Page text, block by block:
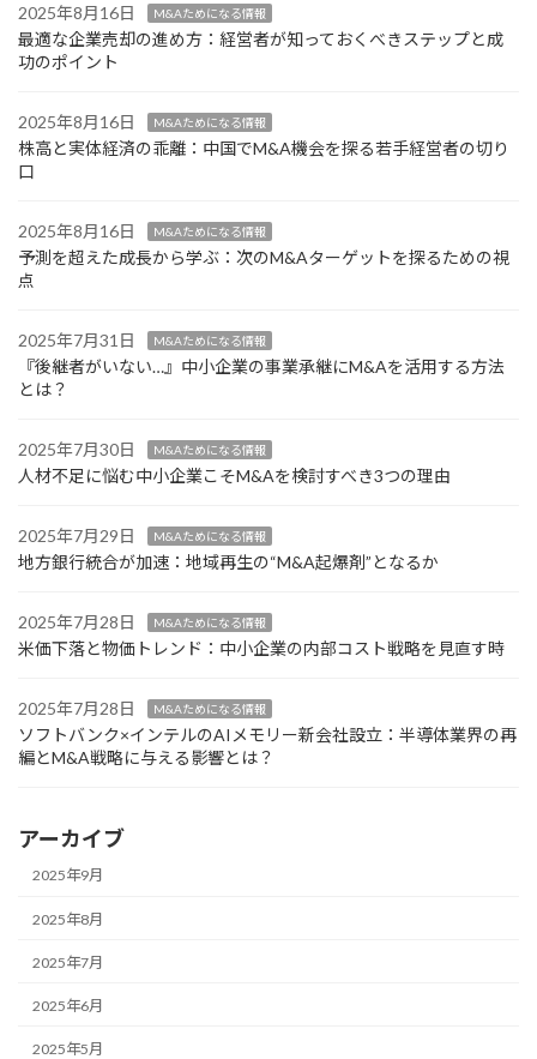
2025年8月16日 M&Aためになる情報
最適な企業売却の進め方：経営者が知っておくべきステップと成
功のポイント
2025年8月16日 M&Aためになる情報
株高と実体経済の乖離：中国でM&A機会を探る若手経営者の切り
口
2025年8月16日 M&Aためになる情報
予測を超えた成長から学ぶ：次のM&Aターゲットを探るための視
点
2025年7月31日 M&Aためになる情報
『後継者がいない…』中小企業の事業承継にM&Aを活用する方法
とは？
2025年7月30日 M&Aためになる情報
人材不足に悩む中小企業こそM&Aを検討すべき3つの理由
2025年7月29日 M&Aためになる情報
地方銀行統合が加速：地域再生の“M&A起爆剤”となるか
2025年7月28日 M&Aためになる情報
米価下落と物価トレンド：中小企業の内部コスト戦略を見直す時
2025年7月28日 M&Aためになる情報
ソフトバンク×インテルのAIメモリー新会社設立：半導体業界の再
編とM&A戦略に与える影響とは？
アーカイブ
2025年9月
2025年8月
2025年7月
2025年6月
2025年5月